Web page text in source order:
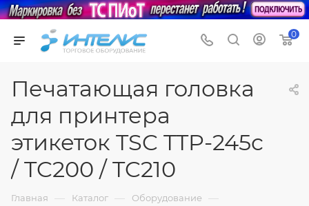
0
Печатающая головка
для принтера
этикеток TSC TTP-245c
/ TC200 / TC210
Главная — Каталог — Оборудование —